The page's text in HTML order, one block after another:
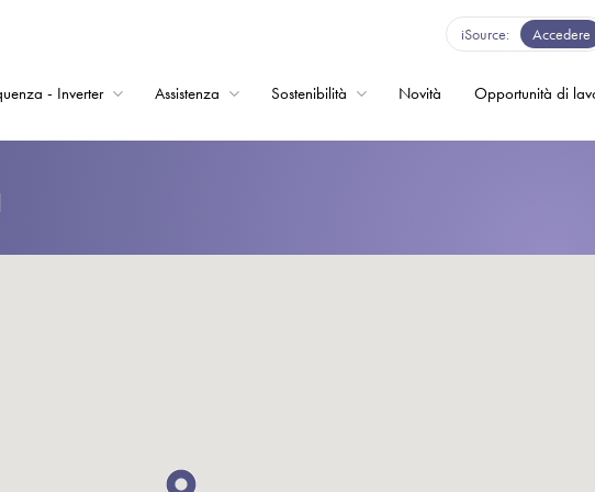
iSource Accedere
- Inverter Assistenza Sostenibilità Novità Opportunità di